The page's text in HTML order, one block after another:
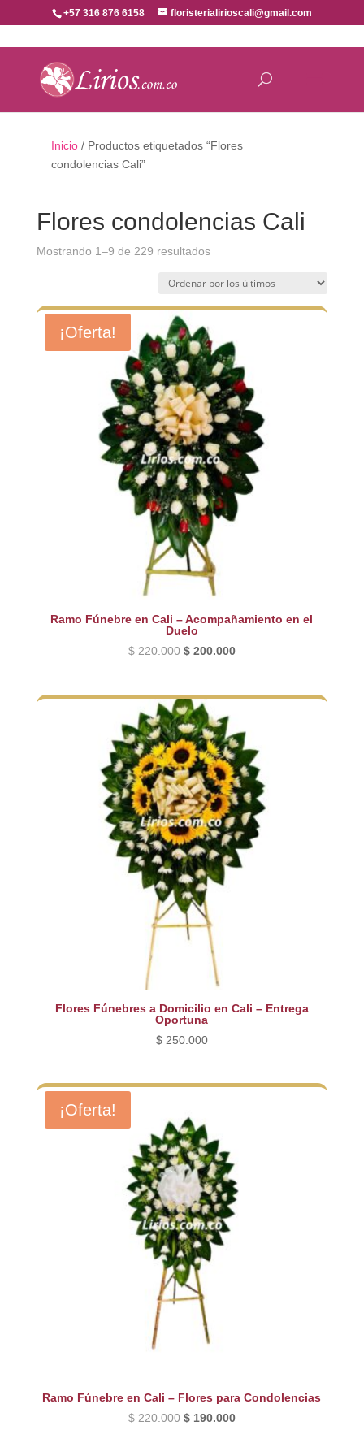
+57 316 876 6158 floristerialirioscali@gmail.com
Inicio/ Productos etiquetados “Flores
condolencias Cali”
Flores condolencias Cali
Mostrando 1–9 de 229 resultadosOrdenado
los
últimos
¡Oferta!
Ramo Fúnebre en Cali – Acompañamiento en el
Duelo
$220.000 El
era:
$ 220.000.
$200.000El
Flores Fúnebres a Domicilio en Cali – Entrega
Oportuna
$250.000
¡Oferta!
Ramo Fúnebre en Cali – Flores para Condolencias
$220.000 El
$190.000El